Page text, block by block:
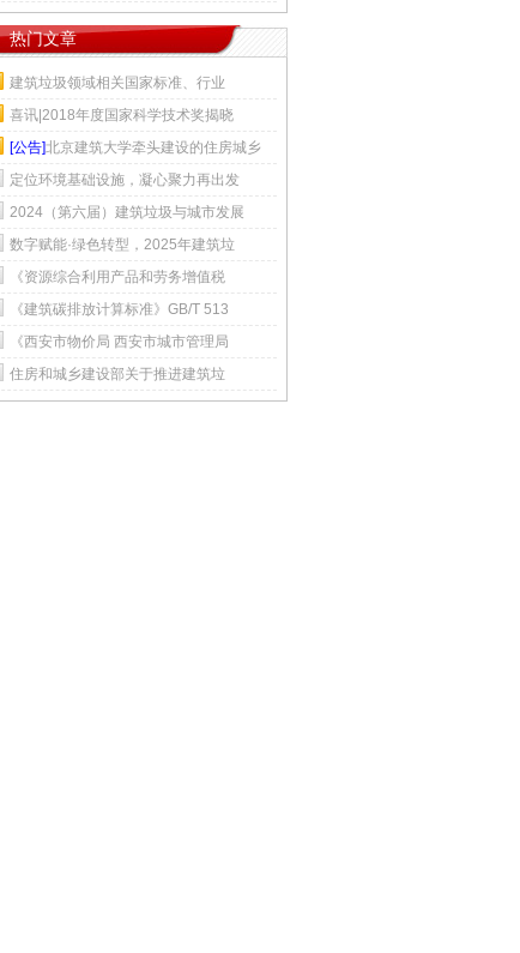
热门文章
建筑垃圾领域相关国家标准、行业
喜讯|2018年度国家科学技术奖揭晓
[公告]北京建筑大学牵头建设的住房城乡
定位环境基础设施，凝心聚力再出发
2024（第六届）建筑垃圾与城市发展
数字赋能·绿色转型，2025年建筑垃
《资源综合利用产品和劳务增值税
《建筑碳排放计算标准》GB/T 513
《西安市物价局 西安市城市管理局
住房和城乡建设部关于推进建筑垃